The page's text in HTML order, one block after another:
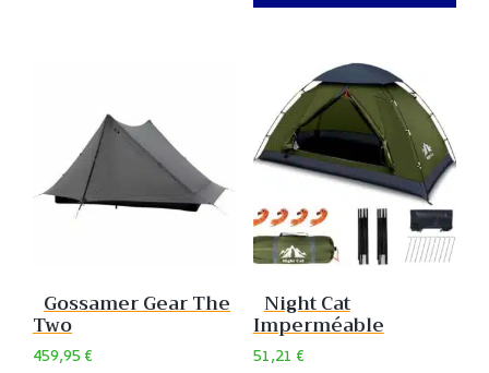
Gossamer Gear The
Two
459,95€
Night Cat
Imperméable
51,21 €